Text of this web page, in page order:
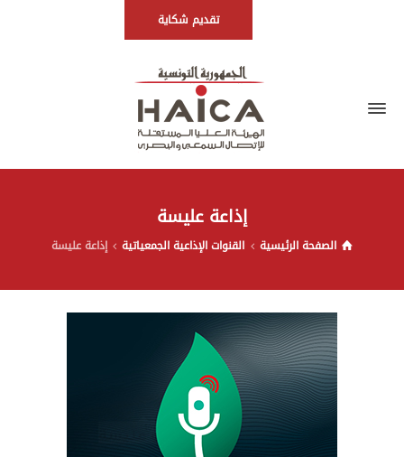
تقديم شكاية
إذاعة عليسة
الصفحة الرئيسية القنوات الإذاعية الجمعياتية إذاعة عليسة